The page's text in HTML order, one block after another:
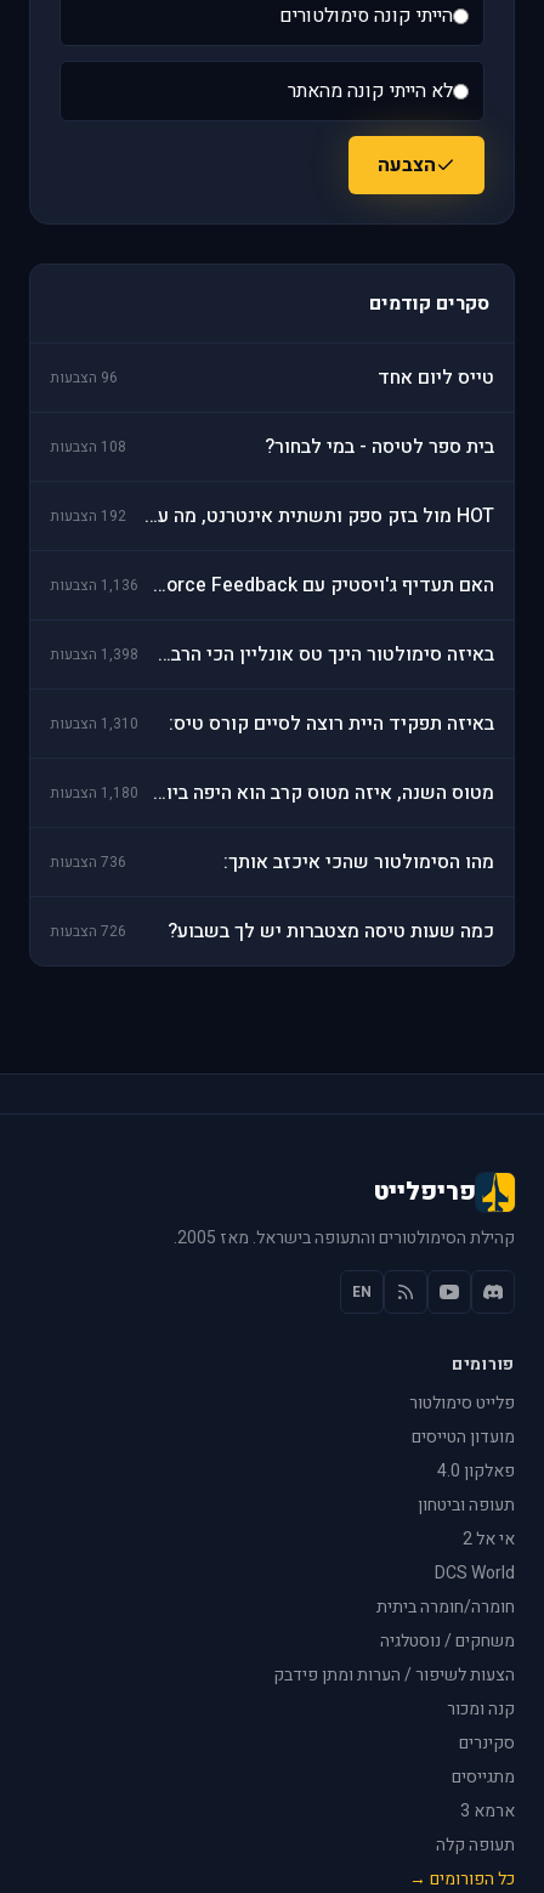
הייתי קונה סימולטורים
לא הייתי קונה מהאתר
הצבעה
סקרים קודמים
טייס ליום אחד 96 הצבעות
בית ספר לטיסה - במי לבחור? 108 הצבעות
HOT מול בזק ספק ותשתית אינטרנט, מה עדיף? 192 הצבעות
האם תעדיף ג'ויסטיק עם Force Feedback? 1,136 הצבעות
באיזה סימולטור הינך טס אונליין הכי הרבה? 1,398 הצבעות
באיזה תפקיד היית רוצה לסיים קורס טיס: 1,310 הצבעות
מטוס השנה, איזה מטוס קרב הוא היפה ביותר: 1,180 הצבעות
מהו הסימולטור שהכי איכזב אותך: 736 הצבעות
כמה שעות טיסה מצטברות יש לך בשבוע? 726 הצבעות
פריפלייט
קהילת הסימולטורים והתעופה בישראל. מאז 2005.
EN
פורומים
פלייט סימולטור
מועדון הטייסים
פאלקון 4.0
תעופה וביטחון
אי אל 2
DCS World
חומרה/חומרה ביתית
משחקים / נוסטלגיה
הצעות לשיפור / הערות ומתן פידבק
קנה ומכור
סקינרים
מתגייסים
ארמא 3
תעופה קלה
כל הפורומים →